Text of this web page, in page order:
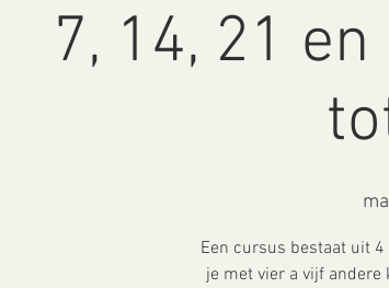
7, 14, 21
Een cursus bestaat uit
je met vier a vijf